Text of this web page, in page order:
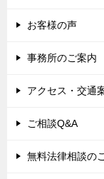
お客様の声
事務所のご案内
アクセス・交通
ご相談Q&A
無料法律相談の